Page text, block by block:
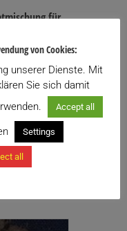
für
USt.
hinzufügen
Varianten
von Cookies:
unserer Dienste. Mit
Sie sich damit
Accept all
Settings
all